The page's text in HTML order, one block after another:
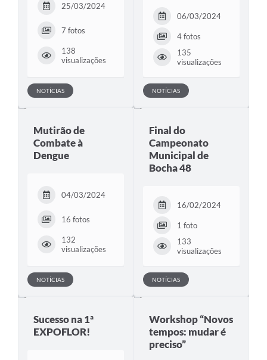
25/03/2024
7 fotos
138
visualizações
NOTÍCIAS
06/03/2024
4 fotos
135
visualizações
NOTÍCIAS
Mutirão de
Combate à
Dengue
04/03/2024
16 fotos
132
visualizações
NOTÍCIAS
Final do
Campeonato
Municipal de
Bocha 48
16/02/2024
1 foto
133
visualizações
NOTÍCIAS
Sucesso na 1ª
EXPOFLOR!
Workshop “Novos
tempos: mudar é
preciso”